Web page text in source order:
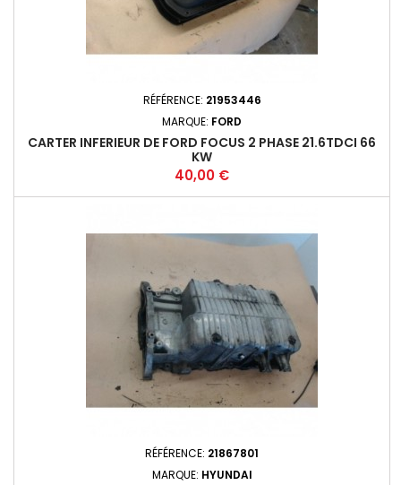
RÉFÉRENCE: 21953446
MARQUE: FORD
CARTER INFERIEUR DE FORD FOCUS 2 PHASE 21.6TDCI 66
KW
Prix
40,00 €
RÉFÉRENCE: 21867801
MARQUE: HYUNDAI